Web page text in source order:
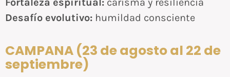
Desafío evolutivo: humildad consciente
CAMPANA (23 de agosto al 22 de
septiembre)